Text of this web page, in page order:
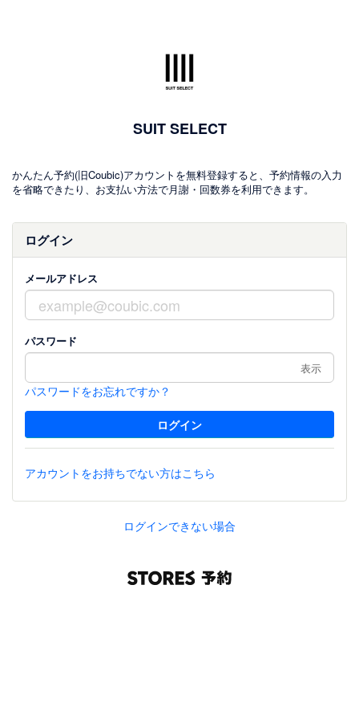
SUIT SELECT
かんたん予約(旧Coubic)アカウントを無料登録すると、予約情報の入力
を省略できたり、お支払い方法で月謝・回数券を利用できます。
ログイン
メールアドレス
パスワード
表示
パスワードをお忘れですか？
アカウントをお持ちでない方はこちら
ログインできない場合